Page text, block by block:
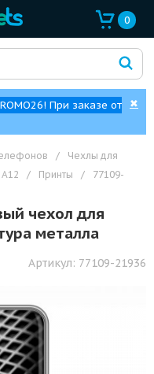
0
При заказе от
✖
/
Чехлы для
/ Принты /
77109-
чехол для
металла
Артикул: 77109-21936